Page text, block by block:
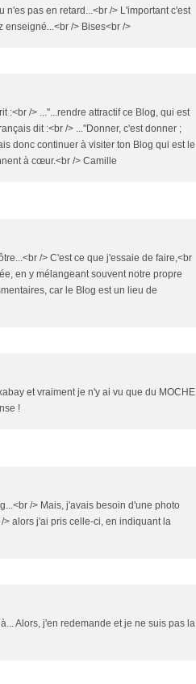
n'es pas en retard...<br /> L'important c'est
enseigné...<br /> Bises<br />
:<br /> ..."...rendre attractif ce Blog, qui est
dit :<br /> ..."Donner, c'est donner ;
donc continuer à visiter ton Blog qui est le
à cœur.<br /> Camille
/> C'est ce que j'essaie de faire,<br
en y mélangeant souvent notre propre
car le Blog est un lieu de
et vraiment je n'y ai vu que du MOCHE
!
/> Mais, j'avais besoin d'une photo
> alors j'ai pris celle-ci, en indiquant la
Alors, j'en redemande et je ne suis pas la